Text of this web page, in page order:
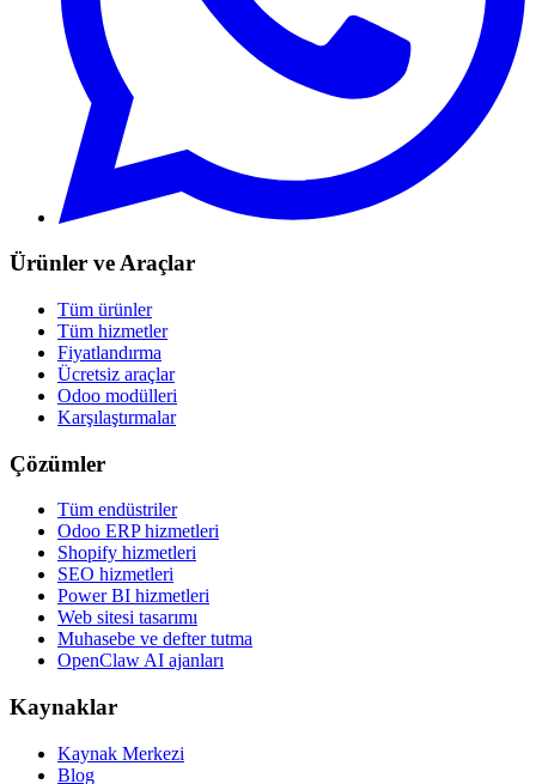
Ürünler ve Araçlar
Tüm ürünler
Tüm hizmetler
Fiyatlandırma
Ücretsiz araçlar
Odoo modülleri
Karşılaştırmalar
Çözümler
Tüm endüstriler
Odoo ERP hizmetleri
Shopify hizmetleri
SEO hizmetleri
Power BI hizmetleri
Web sitesi tasarımı
Muhasebe ve defter tutma
OpenClaw AI ajanları
Kaynaklar
Kaynak Merkezi
Blog